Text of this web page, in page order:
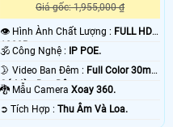
Giá gốc: 1,955,000 ₫
👁 Hình Ành Chất Lượng : FULL HD
1080P .
🕉️ Công Nghệ : IP POE.
🌛 Video Ban Đêm : Full Color 30m
Có Màu Ban Ðêm.
🐉️ Mẫu CameraXoay 360.
️➲ Tích Hợp :Thu Âm Và Loa.